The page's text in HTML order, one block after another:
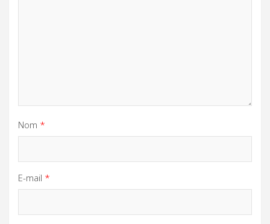
Nom *
E-mail *